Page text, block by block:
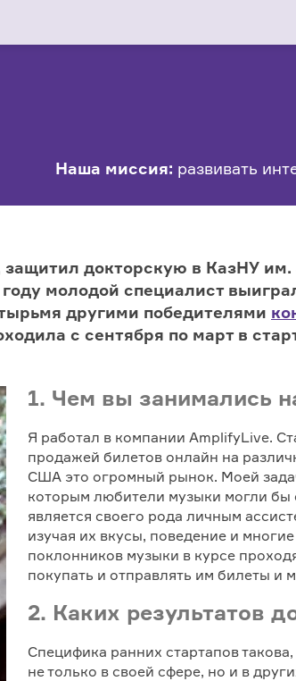
Наша миссия: развивать
защитил докторскую в КазНУ
молодой специалист
другими победителями
с сентября по март в
1. Чем вы занимались
Я работал в компании AmplifyLive.
продажей билетов онлайн на
США это огромный рынок. Моей
которым любители музыки могли
является своего рода личным
изучая их вкусы, поведение и
поклонников музыки в курсе
покупать и отправлять им билеты и
2. Каких результатов
Специфика ранних стартапов
не только в своей сфере, но и в